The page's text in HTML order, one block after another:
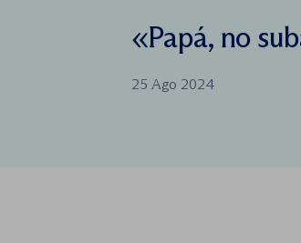
«Papá, no
25 Ago 2024